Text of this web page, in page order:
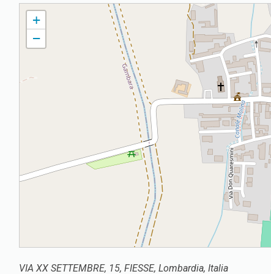
FIESSE PARROCCHIA DI S. LORENZO
+
−
VIA XX SETTEMBRE, 15, FIESSE, Lombardia, Italia